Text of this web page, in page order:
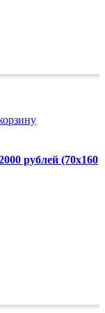
рублей (70х160